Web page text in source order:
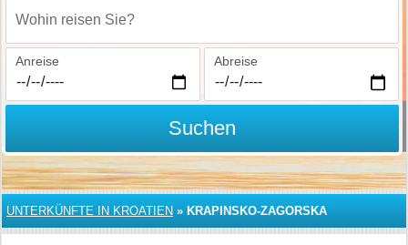
Wohin reisen Sie?
Anreise Abreise
Suchen
UNTERKÜNFTE IN KROATIEN » KRAPINSKO-ZAGORSKA